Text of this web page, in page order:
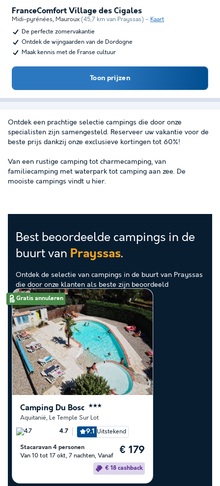
FranceComfort Village des Cigales
Midi-pyrénées, Mauroux (45,7 km van Prayssas)
Kaart
De perfecte zomervakantie
Ontdek de wijngaarden van de Dordogne
Maak kennis met de Franse cultuur
Toon prijzen
Ontdek een prachtige selectie campings die door onze
specialisten zijn samengesteld. Reserveer uw vakantie voor de
beste prijs dankzij onze exclusieve kortingen tot 60%!
Van een rustige camping tot charmecamping, van
familiecamping met waterpark tot camping aan zee. De
mooiste campings vindt u hier.
Best beoordeelde campings in de
buurt van Prayssas.
Ontdek de selectie van campings in de buurt van Prayssas
die door onze klanten als beste zijn beoordeeld
Gratis annuleren
Camping Du Bosc ★★★
Aquitanië, Le Temple Sur Lot
4.7 9.1 Uitstekend
Stacaravan 4 personen
Van 10 tot 17 okt, 7 nachten, Vanaf
€ 179
€ 18 cashback